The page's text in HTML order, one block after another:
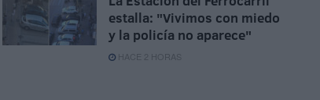
estalla: "Vivimos con miedo
y la policía no aparece"
HACE 2 HORAS